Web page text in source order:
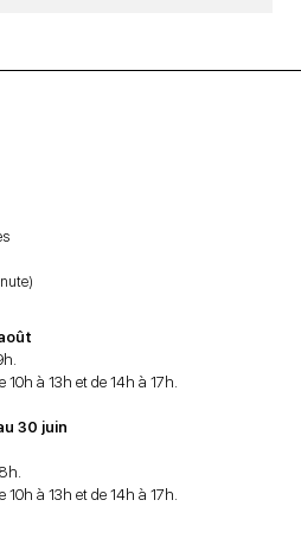
à 13h et de 14h à 17h.
30 juin
à 13h et de 14h à 17h.